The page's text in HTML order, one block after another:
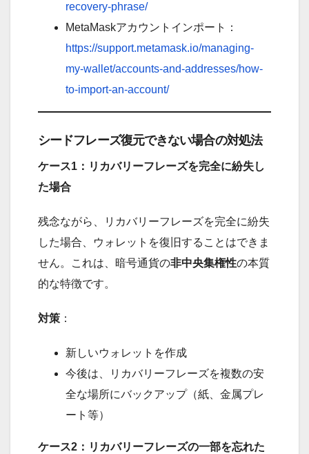
recovery-phrase/
MetaMaskアカウントインポート：
https://support.metamask.io/managing-
my-wallet/accounts-and-addresses/how-
to-import-an-account/
シードフレーズ復元できない場合の対処法
ケース1：リカバリーフレーズを完全に紛失し
た場合
残念ながら、リカバリーフレーズを完全に紛失
した場合、ウォレットを復旧することはできま
せん。これは、暗号通貨の非中央集権性の本質
的な特徴です。
対策 ：
新しいウォレットを作成
今後は、リカバリーフレーズを複数の安
全な場所にバックアップ（紙、金属プレ
ート等）
ケース2：リカバリーフレーズの一部を忘れた